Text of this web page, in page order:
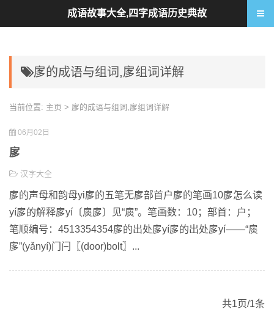
扅的成语与组词,扅组词详解
当前位置: 主页 > 扅的成语与组词,扅组词详解
06月02日
扅
汉字大全
扅的声母和韵母yi扅的五笔无扅部首户扅的笔画10扅怎么读
yí扅的解释扅yí〔扊扅〕见“扊”。笔画数：10；部首：户；
笔顺编号：4513354354扅的出处扅yí扅的出处扅yí——“扊
扅”(yǎnyí)门闩〖(door)bolt〗...
共1页/1条
成语故事大全,四字成语历史典故